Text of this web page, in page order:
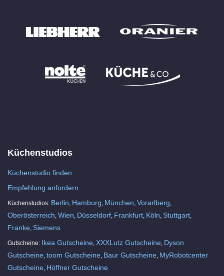
Küchenstudios
Küchenstudio finden
Empfehlung anfordern
Küchenstudios: Berlin Hamburg München Vorarlberg
Oberösterreich Wien Düsseldorf Frankfurt Köln Stuttgart
Franke Siemens
Gutscheine: Ikea Gutscheine XXXLutz Gutscheine Dyson
Gutscheine toom Gutscheine Baur Gutscheine MyRobotcenter
Gutscheine Höffner Gutscheine